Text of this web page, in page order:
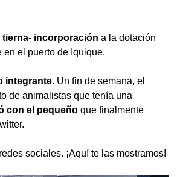
tierna- incorporación a la dotación
el puerto de Iquique.
integrante. Un fin de semana, el
de animalistas que tenía una
con el pequeño que finalmente
sociales. ¡Aquí te las mostramos!